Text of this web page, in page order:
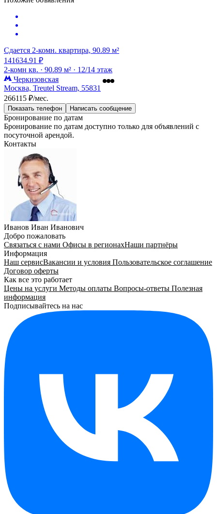
Сдается 2-комн. квартира, 90.89 м²
141634.91 ₽
2-комн кв. · 90.89 м² · 12/14 этаж
Черкизовская
Москва, Treutel Stream, 55831
266115 ₽/мес.
Показать телефон Написать сообщение
Бронирование по датам
Бронирование по датам доступно только для объявлений с
посуточной арендой.
Контакты
Иванов Иван Иванович
Добро пожаловать
Связаться с нами Офисы в регионахНаши партнёры
Информация
Наш сервисВакансии и условия Пользовательское соглашение
Договор оферты
Как все это работает
Цены на услуги Методы оплаты Вопросы-ответы Полезная
информация
Подписывайтесь на нас